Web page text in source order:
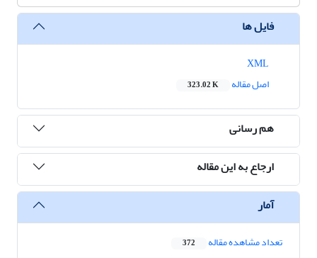
فایل ها
اصل مقاله
323.02 K
هم رسانی
ارجاع به این مقاله
آمار
تعداد مشاهده مقاله 372